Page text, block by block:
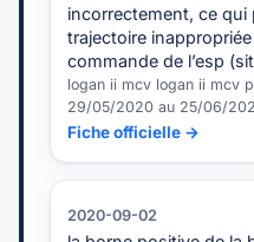
incorrectement, ce qui
trajectoire
commande de l’esp
logan ii mcv logan ii mcv
29/05/2020 au 25/06/
Fiche officielle →
2020-09-02